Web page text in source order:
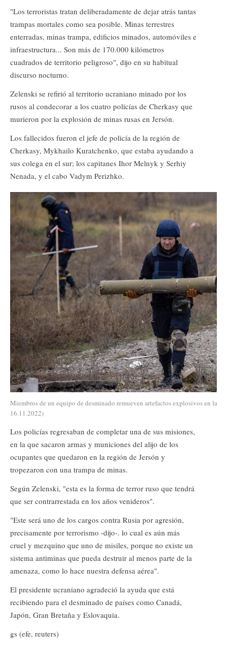
"Los terroristas tratan deliberadamente de dejar atrás tantas
trampas mortales como sea posible. Minas terrestres
enterradas, minas trampa, edificios minados, automóviles e
infraestructura... Son más de 170.000 kilómetros
cuadrados de territorio peligroso", dijo en su habitual
discurso nocturno.
Zelenski se refirió al territorio ucraniano minado por los
rusos al condecorar a los cuatro policías de Cherkasy que
murieron por la explosión de minas rusas en Jersón.
Los fallecidos fueron el jefe de policía de la región de
Cherkasy, Mykhailo Kuratchenko, que estaba ayudando a
sus colega en el sur; los capitanes Ihor Melnyk y Serhiy
Nenada, y el cabo Vadym Perizhko.
Miembros de un equipo de desminado remueven artefactos explosivos en la
16.11.2022)
Los policías regresaban de completar una de sus misiones,
en la que sacaron armas y municiones del alijo de los
ocupantes que quedaron en la región de Jersón y
tropezaron con una trampa de minas.
Según Zelenski, "esta es la forma de terror ruso que tendrá
que ser contrarrestada en los años venideros".
"Este será uno de los cargos contra Rusia por agresión,
precisamente por terrorismo -dijo-. lo cual es aún más
cruel y mezquino que uno de misiles, porque no existe un
sistema antiminas que pueda destruir al menos parte de la
amenaza, como lo hace nuestra defensa aérea".
El presidente ucraniano agradeció la ayuda que está
recibiendo para el desminado de países como Canadá,
Japón, Gran Bretaña y Eslovaquia.
gs (efe, reuters)